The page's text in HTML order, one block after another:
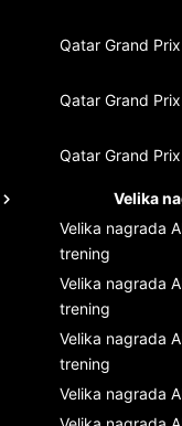
Qatar Grand Prix
Qatar Grand Prix
Qatar Grand Prix
Velika
Velika nagrada
trening
Velika nagrada
trening
Velika nagrada
trening
Velika nagrada